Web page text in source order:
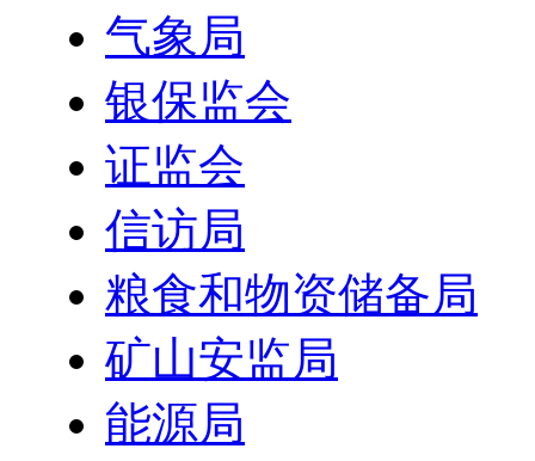
气象局
银保监会
证监会
信访局
粮食和物资储备局
矿山安监局
能源局